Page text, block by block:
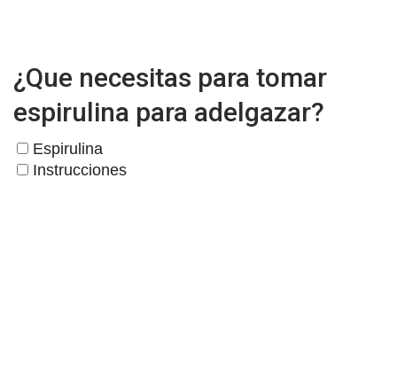
¿Que necesitas para tomar
espirulina para adelgazar?
Espirulina
Instrucciones